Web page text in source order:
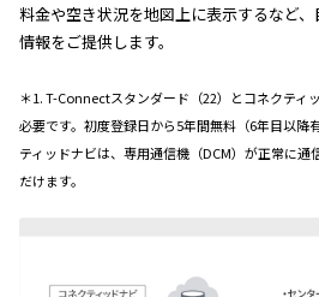
料金や空き状況を地図上に表示するなど
情報をご提供します。
＊1. T-Connectスタンダード（22）とコネクティ
必要です。初度登録日から5年間無料（6年目以
ティッドナビは、専用通信機（DCM）が正常に通
だけます。